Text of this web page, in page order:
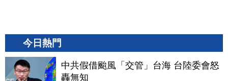
今日熱門
中共假借颱風「交管」台海 台陸委會怒
轟無知